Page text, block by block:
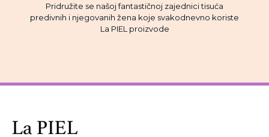
Pridružite se našoj fantastičnoj zajednici tisuća
predivnih i njegovanih žena koje svakodnevno koriste
La PIEL proizvode